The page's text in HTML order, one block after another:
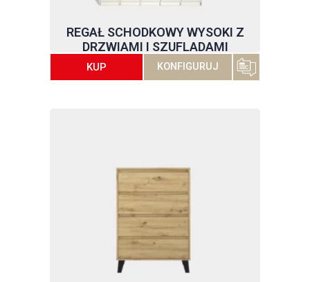
REGAŁ SCHODKOWY WYSOKI Z
DRZWIAMI I SZUFLADAMI
KUP KONFIGURUJ